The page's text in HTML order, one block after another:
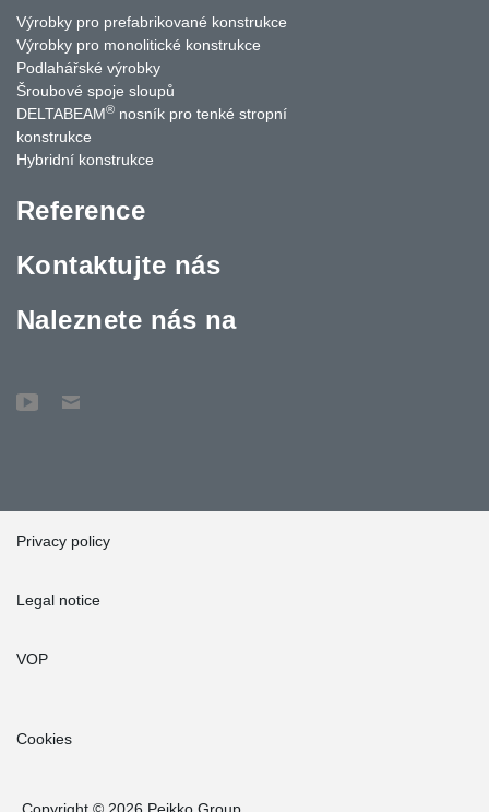
Výrobky pro prefabrikované konstrukce
Výrobky pro monolitické konstrukce
Podlahářské výrobky
Šroubové spoje sloupů
DELTABEAM® nosník pro tenké stropní
konstrukce
Hybridní konstrukce
Reference
Kontaktujte nás
Naleznete nás na
Privacy policy
Legal notice
VOP
Cookies